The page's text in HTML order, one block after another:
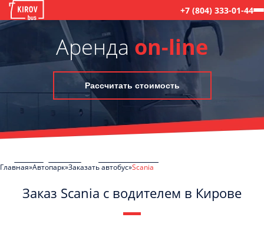
+7 (804) 333-01-44
Аренда on-line
Рассчитать стоимость
Главная Автопарк Заказать автобус Scania
Заказ Scania с водителем в Кирове